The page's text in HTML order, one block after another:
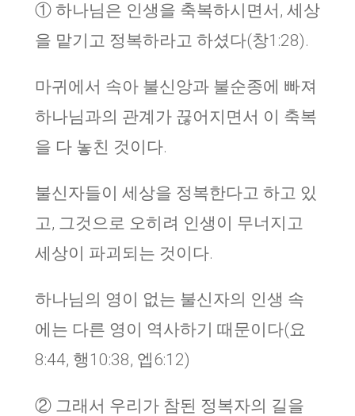
① 하나님은 인생을 축복하시면서, 세상
을 맡기고 정복하라고 하셨다(창1:28).
마귀에서 속아 불신앙과 불순종에 빠져
하나님과의 관계가 끊어지면서 이 축복
을 다 놓친 것이다.
불신자들이 세상을 정복한다고 하고 있
고, 그것으로 오히려 인생이 무너지고
세상이 파괴되는 것이다.
하나님의 영이 없는 불신자의 인생 속
에는 다른 영이 역사하기 때문이다(요
8:44, 행10:38, 엡6:12)
② 그래서 우리가 참된 정복자의 길을